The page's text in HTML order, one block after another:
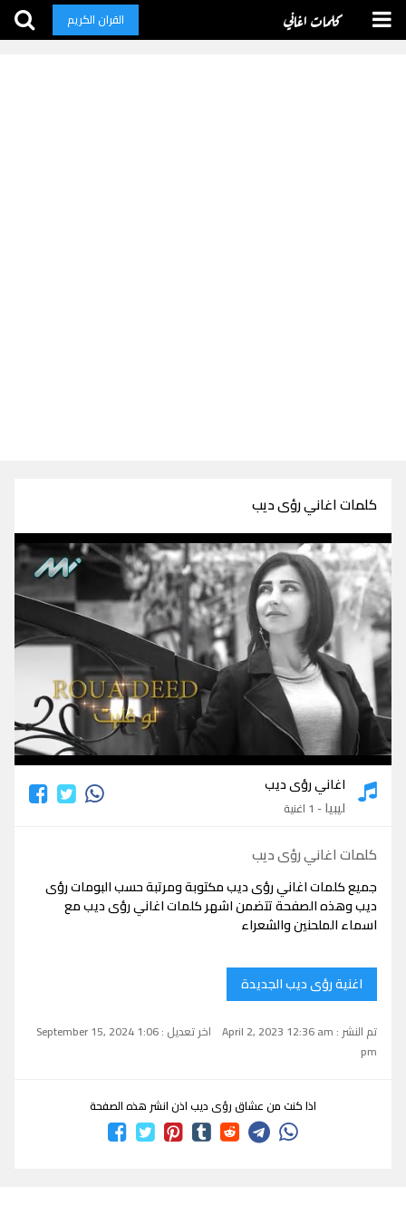
كلمات اغاني القران الكريم
كلمات اغاني رؤى ديب
كلمات اغاني رؤى ديب
اغاني رؤى ديب
ليبيا- 1 اغنية
كلمات اغاني رؤى ديب
جميع كلمات اغاني رؤى ديب مكتوبة ومرتبة حسب البومات رؤى
ديب وهذه الصفحة تتضمن اشهر كلمات اغاني رؤى ديب مع
اسماء الملحنين والشعراء
اغنية رؤى ديب الجديدة
تم النشر : April 2, 2023 12:36 am
اخر تعديل : September 15, 2024 1:06
pm
اذا كنت من عشاق رؤى ديب اذن انشر هذه الصفحة